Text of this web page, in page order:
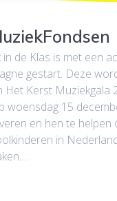
de Klas is met een
gestart. Deze
Het Kerst Muziekgala
woensdag 15
en hen te
in